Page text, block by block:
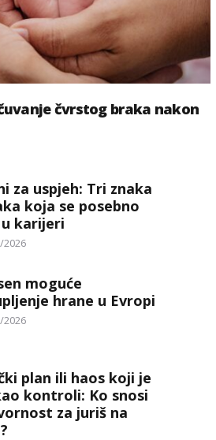
čvrstog braka nakon
za uspjeh: Tri znaka
koja se posebno
karijeri
2026
moguće
hrane u Evropi
2026
plan ili haos koji je
kontroli: Ko snosi
za juriš na